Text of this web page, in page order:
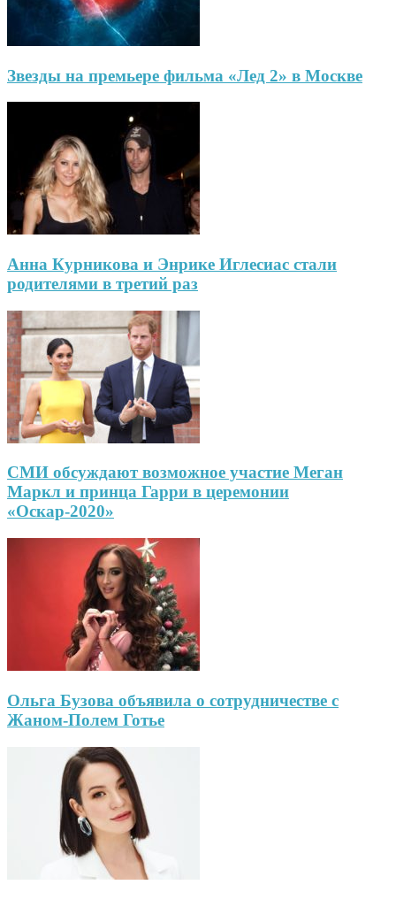
Звезды на премьере фильма «Лед 2» в Москве
Анна Курникова и Энрике Иглесиас стали
родителями в третий раз
СМИ обсуждают возможное участие Меган
Маркл и принца Гарри в церемонии
«Оскар-2020»
Ольга Бузова объявила о сотрудничестве с
Жаном-Полем Готье